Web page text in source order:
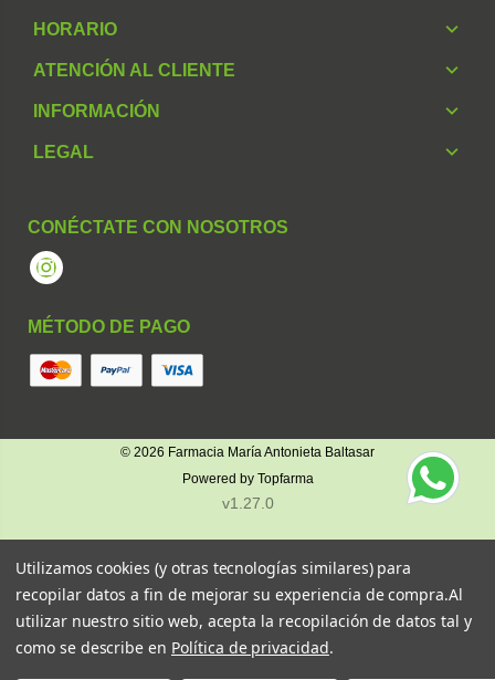
HORARIO
ATENCIÓN AL CLIENTE
INFORMACIÓN
LEGAL
CONÉCTATE CON NOSOTROS
Instagram
MÉTODO DE PAGO
© 2026 Farmacia María Antonieta Baltasar
Powered by Topfarma
v1.27.0
Utilizamos cookies (y otras tecnologías similares) para
recopilar datos a fin de mejorar su experiencia de compra.Al
utilizar nuestro sitio web, acepta la recopilación de datos tal y
como se describe en Política de privacidad.